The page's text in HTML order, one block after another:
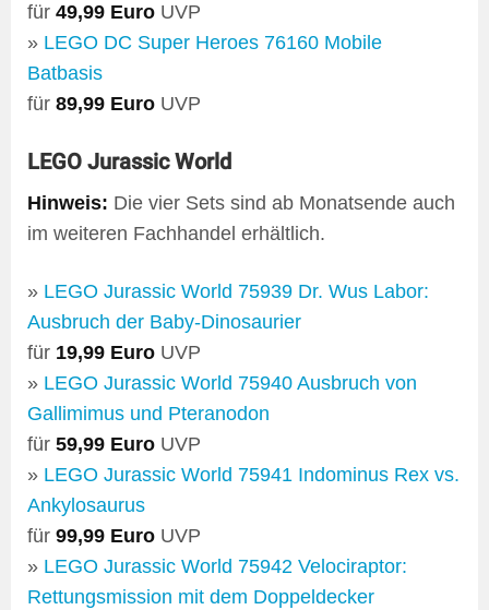
für 49,99 Euro UVP
» LEGO DC Super Heroes 76160 Mobile
Batbasis
für 89,99 Euro UVP
LEGO Jurassic World
Hinweis: Die vier Sets sind ab Monatsende auch
im weiteren Fachhandel erhältlich.
» LEGO Jurassic World 75939 Dr. Wus Labor:
Ausbruch der Baby-Dinosaurier
für 19,99 Euro UVP
» LEGO Jurassic World 75940 Ausbruch von
Gallimimus und Pteranodon
für 59,99 Euro UVP
» LEGO Jurassic World 75941 Indominus Rex vs.
Ankylosaurus​
für 99,99 Euro UVP
» LEGO Jurassic World 75942 Velociraptor:
Rettungsmission mit dem Doppeldecker